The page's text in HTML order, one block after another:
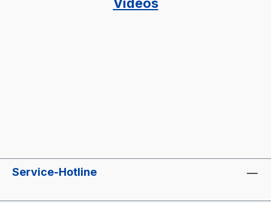
Service-Hotline